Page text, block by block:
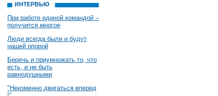
ИНТЕРВЬЮ
При работе единой командой –
получится многое
Люди всегда были и будут
нашей опорой
Беречь и приумножать то, что
есть, и не быть
равнодушными
"Неизменно двигаться вперед